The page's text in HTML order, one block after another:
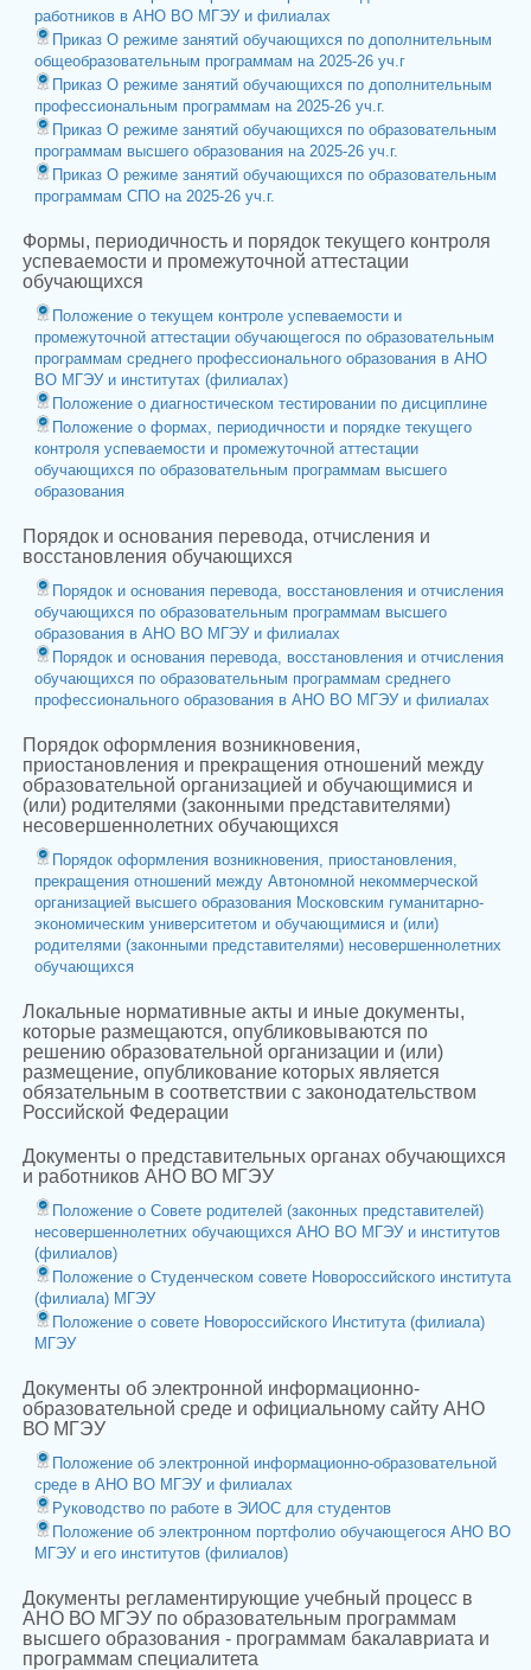
работников в АНО ВО МГЭУ и филиалах
Приказ О режиме занятий обучающихся по дополнительным
общеобразовательным программам на 2025-26 уч.г
Приказ О режиме занятий обучающихся по дополнительным
профессиональным программам на 2025-26 уч.г.
Приказ О режиме занятий обучающихся по образовательным
программам высшего образования на 2025-26 уч.г.
Приказ О режиме занятий обучающихся по образовательным
программам СПО на 2025-26 уч.г.
Формы, периодичность и порядок текущего контроля
успеваемости и промежуточной аттестации
обучающихся
Положение о текущем контроле успеваемости и
промежуточной аттестации обучающегося по образовательным
программам среднего профессионального образования в АНО
ВО МГЭУ и институтах (филиалах)
Положение о диагностическом тестировании по дисциплине
Положение о формах, периодичности и порядке текущего
контроля успеваемости и промежуточной аттестации
обучающихся по образовательным программам высшего
образования
Порядок и основания перевода, отчисления и
восстановления обучающихся
Порядок и основания перевода, восстановления и отчисления
обучающихся по образовательным программам высшего
образования в АНО ВО МГЭУ и филиалах
Порядок и основания перевода, восстановления и отчисления
обучающихся по образовательным программам среднего
профессионального образования в АНО ВО МГЭУ и филиалах
Порядок оформления возникновения,
приостановления и прекращения отношений между
образовательной организацией и обучающимися и
(или) родителями (законными представителями)
несовершеннолетних обучающихся
Порядок оформления возникновения, приостановления,
прекращения отношений между Автономной некоммерческой
организацией высшего образования Московским гуманитарно-
экономическим университетом и обучающимися и (или)
родителями (законными представителями) несовершеннолетних
обучающихся
Локальные нормативные акты и иные документы,
которые размещаются, опубликовываются по
решению образовательной организации и (или)
размещение, опубликование которых является
обязательным в соответствии с законодательством
Российской Федерации
Документы о представительных органах обучающихся
и работников АНО ВО МГЭУ
Положение о Совете родителей (законных представителей)
несовершеннолетних обучающихся АНО ВО МГЭУ и институтов
(филиалов)
Положение о Студенческом совете Новороссийского института
(филиала) МГЭУ
Положение о совете Новороссийского Института (филиала)
МГЭУ
Документы об электронной информационно-
образовательной среде и официальному сайту АНО
ВО МГЭУ
Положение об электронной информационно-образовательной
среде в АНО ВО МГЭУ и филиалах
Руководство по работе в ЭИОС для студентов
Положение об электронном портфолио обучающегося АНО ВО
МГЭУ и его институтов (филиалов)
Документы регламентирующие учебный процесс в
АНО ВО МГЭУ по образовательным программам
высшего образования - программам бакалавриата и
программам специалитета